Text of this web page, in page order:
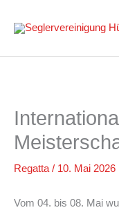
Inhalt
springen
Regatta/ 10. Mai 2026
Vom 04. bis 08. Mai